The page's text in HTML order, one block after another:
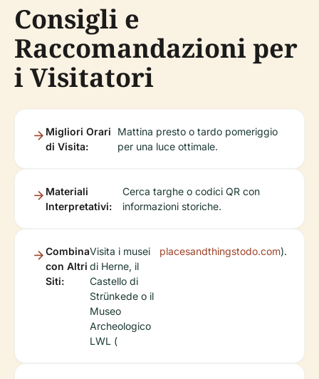
Consigli e
Raccomandazioni per
i Visitatori
Migliori Orari
di Visita:
Mattina presto o tardo pomeriggio
per una luce ottimale.
Materiali
Interpretativi:
Cerca targhe o codici QR con
informazioni storiche.
Combina
con Altri
Siti:
Visita i musei
di Herne, il
Castello di
Strünkede o il
Museo
Archeologico
LWL (
placesandthingstodo.com).